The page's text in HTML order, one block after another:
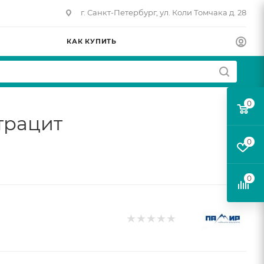
г. Санкт-Петербург, ул. Коли Томчака д. 28
КАК КУПИТЬ
0
0
0